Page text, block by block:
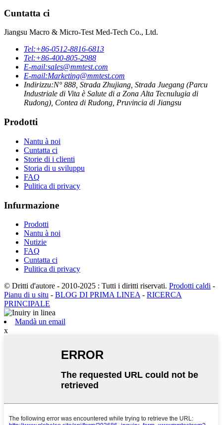
Cuntatta ci
Jiangsu Macro & Micro-Test Med-Tech Co., Ltd.
Tel:+86-0512-8816-6813
Tel:+86-400-805-2988
E-mail:sales@mmtest.com
E-mail:Marketing@mmtest.com
Indirizzu:N° 888, Strada Zhujiang, Strada Juegang (Parcu
Industriale di Vita è Salute di a Zona Alta Tecnulugia di
Rudong), Contea di Rudong, Pruvincia di Jiangsu
Prodotti
Nantu à noi
Cuntatta ci
Storie di i clienti
Storia di u sviluppu
FAQ
Pulitica di privacy
Infurmazione
Prodotti
Nantu à noi
Nutizie
FAQ
Cuntatta ci
Pulitica di privacy
© Dritti d'autore - 2010-2025 : Tutti i diritti riservati. Prodotti caldi -
Pianu di u situ - BLOG DI PRIMA LINEA - RICERCA
PRINCIPALE
Mandà un email
x